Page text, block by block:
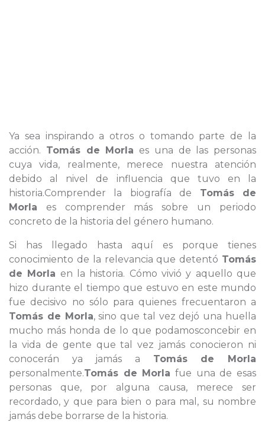
Ya sea inspirando a otros o tomando parte de la
acción. Tomás de Morla es una de las personas
cuya vida, realmente, merece nuestra atención
debido al nivel de influencia que tuvo en la
historia.Comprender la biografía de Tomás de
Morla es comprender más sobre un periodo
concreto de la historia del género humano.
Si has llegado hasta aquí es porque tienes
conocimiento de la relevancia que detentó Tomás
de Morla en la historia. Cómo vivió y aquello que
hizo durante el tiempo que estuvo en este mundo
fue decisivo no sólo para quienes frecuentaron a
Tomás de Morla, sino que tal vez dejó una huella
mucho más honda de lo que podamosconcebir en
la vida de gente que tal vez jamás conocieron ni
conocerán ya jamás a Tomás de Morla
personalmente.Tomás de Morla fue una de esas
personas que, por alguna causa, merece ser
recordado, y que para bien o para mal, su nombre
jamás debe borrarse de la historia.